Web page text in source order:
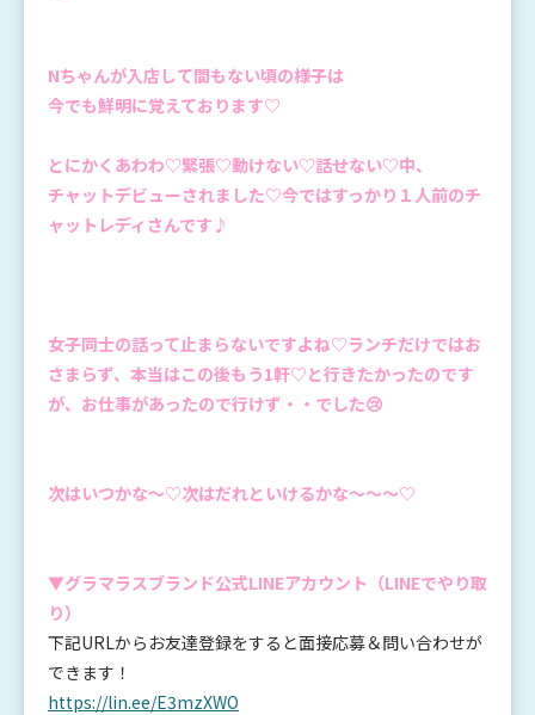
Nちゃんが入店して間もない頃の様子は
今でも鮮明に覚えております♡
とにかくあわわ♡緊張♡動けない♡話せない♡中、
チャットデビューされました♡今ではすっかり１人前のチ
ャットレディさんです♪
女子同士の話って止まらないですよね♡ランチだけではお
さまらず、本当はこの後もう1軒♡と行きたかったのです
が、お仕事があったので行けず・・でした😢
次はいつかな～♡次はだれといけるかな～～～♡
▼グラマラスブランド公式LINEアカウント （LINEでやり取
り）
下記URLからお友達登録をすると面接応募＆問い合わせが
できます！
https://lin.ee/E3mzXWO